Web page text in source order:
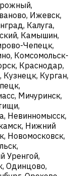
Ижевск,
Калуга,
Камышин,
Чепецк,
Комсомольск-
Краснодар,
Курган,
Мичуринск,
Невинномысск,
Нижний
Новомосковск,
Уренгой,
Одинцово,